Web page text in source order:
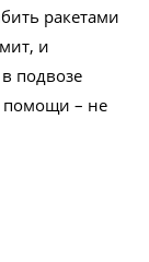
ракетами
и
подвозе
помощи – не